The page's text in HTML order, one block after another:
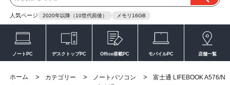
人気ページ 2020年以降（10世代前後） メモリ16GB
ノートPC デスクトップPC Office搭載PC モバイルPC 店舗一覧
ホーム > カテゴリー > ノートパソコン >
富士通 LIFEBOOK A576/N